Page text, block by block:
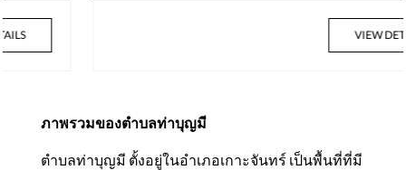
ภาพรวมของตำบลท่าบุญมี
ตำบลท่าบุญมี ตั้งอยู่ในอำเภอเกาะจันทร์ เป็นพื้นที่ที่มี